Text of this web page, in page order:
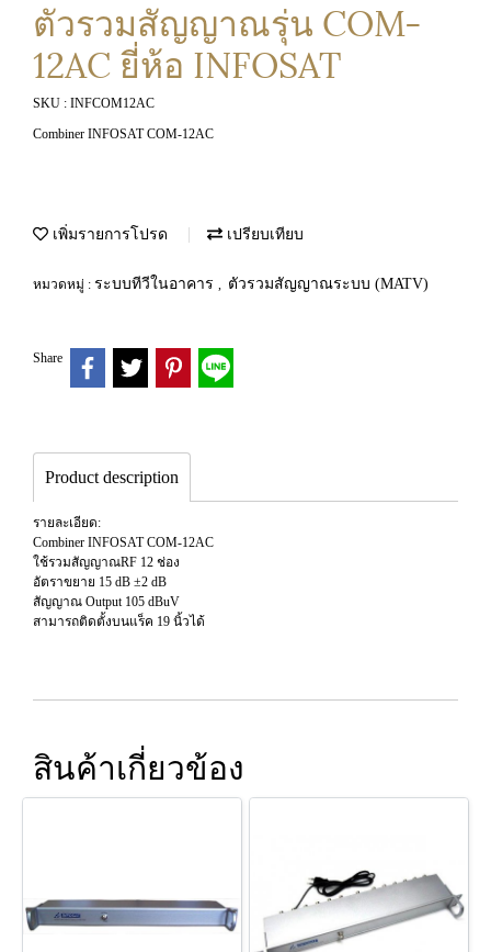
ตัวรวมสัญญาณรุ่น COM-
12AC ยี่ห้อ INFOSAT
SKU : INFCOM12AC
Combiner INFOSAT COM-12AC
เพิ่มรายการโปรด เปรียบเทียบ
หมวดหมู่ : ระบบทีวีในอาคาร , ตัวรวมสัญญาณระบบ (MATV)
Share
Product description
รายละเอียด:
Combiner INFOSAT COM-12AC
ใช้รวมสัญญาณRF 12 ช่อง
อัตราขยาย 15 dB ±2 dB
สัญญาณ Output 105 dBuV
สามารถติดตั้งบนแร็ค 19 นิ้วได้
สินค้าเกี่ยวข้อง